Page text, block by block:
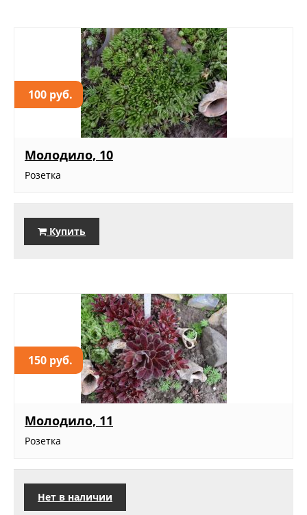
100 руб.
Молодило, 10
Розетка
Купить
150 руб.
Молодило, 11
Розетка
Нет в наличии